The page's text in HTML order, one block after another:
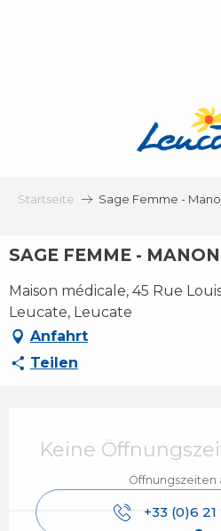
Startseite Sage Femme -
SAGE FEMME -
Maison médicale, 45 Rue
Leucate, Leucate
Anfahrt
Teilen
Keine
Öffnungszeiten
+33 (0)6